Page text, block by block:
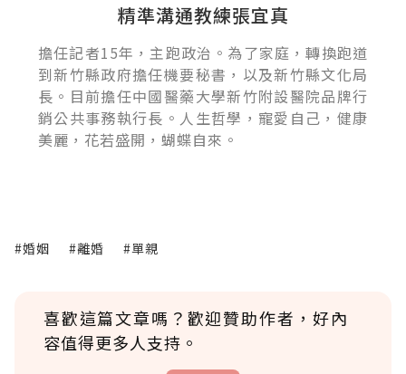
精準溝通教練張宜真
擔任記者15年，主跑政治。為了家庭，轉換跑道
到新竹縣政府擔任機要秘書，以及新竹縣文化局
長。目前擔任中國醫藥大學新竹附設醫院品牌行
銷公共事務執行長。人生哲學，寵愛自己，健康
美麗，花若盛開，蝴蝶自來。
#婚姻 #離婚 #單親
喜歡這篇文章嗎？歡迎贊助作者，好內
容值得更多人支持。